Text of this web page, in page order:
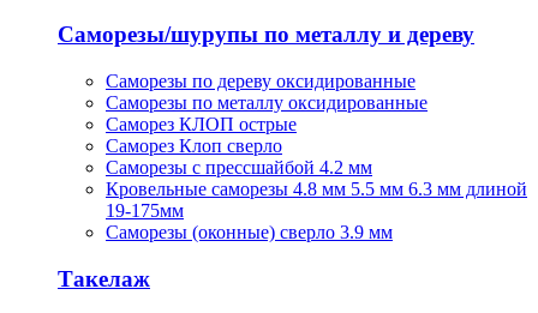
Саморезы/шурупы по металлу и дереву
Саморезы по дереву оксидированные
Саморезы по металлу оксидированные
Саморез КЛОП острые
Саморез Клоп сверло
Саморезы с прессшайбой 4.2 мм
Кровельные саморезы 4.8 мм 5.5 мм 6.3 мм длиной
19-175мм
Саморезы (оконные) сверло 3.9 мм
Такелаж